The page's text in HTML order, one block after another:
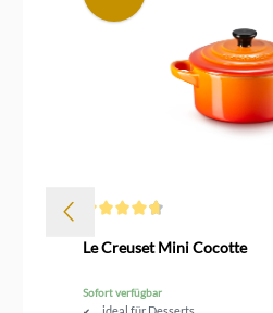
Le Creuset Mini Cocotte
Sofort verfügbar
ideal für Desserts